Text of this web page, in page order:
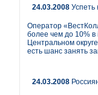
24.03.2008 Успеть
Оператор
более чем до 10% в
Центральном
есть шанс занять
24.03.2008